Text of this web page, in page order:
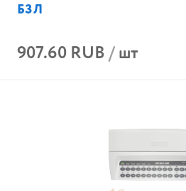
БЗЛ
907.60 RUB/шт